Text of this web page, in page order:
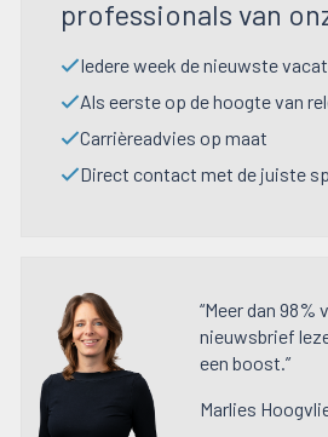
professionals van
Iedere week de nieuwste
Als eerste op de hoogte van
Carrièreadvies op maat
Direct contact met de juiste
“Meer dan
nieuwsbrief
een boost.”
Marlies